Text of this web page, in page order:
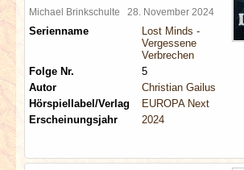
REDAKTION
ARCHIV
Michael Brinkschulte 28. November 2024
Serienname
Lost Minds -
Vergessene
Verbrechen
Folge Nr.
5
Autor
Christian Gailus
Hörspiellabel/Verlag
EUROPA Next
Erscheinungsjahr
2024